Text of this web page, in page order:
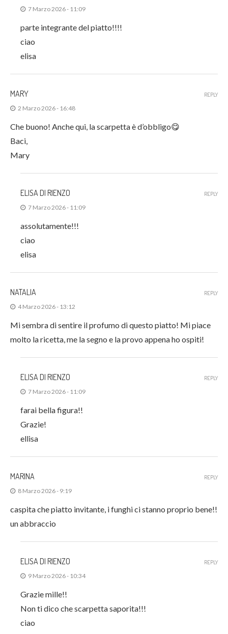
7 Marzo 2026 - 11:09
parte integrante del piatto!!!!
ciao
elisa
MARY
2 Marzo 2026 - 16:48
Che buono! Anche qui, la scarpetta è d’obbligo😋
Baci,
Mary
REPLY
ELISA DI RIENZO
7 Marzo 2026 - 11:09
assolutamente!!!
ciao
elisa
REPLY
NATALIA
4 Marzo 2026 - 13:12
Mi sembra di sentire il profumo di questo piatto! Mi piace
molto la ricetta, me la segno e la provo appena ho ospiti!
REPLY
ELISA DI RIENZO
7 Marzo 2026 - 11:09
farai bella figura!!
Grazie!
ellisa
REPLY
MARINA
8 Marzo 2026 - 9:19
caspita che piatto invitante, i funghi ci stanno proprio bene!!
un abbraccio
REPLY
ELISA DI RIENZO
9 Marzo 2026 - 10:34
Grazie mille!!
Non ti dico che scarpetta saporita!!!
ciao
REPLY